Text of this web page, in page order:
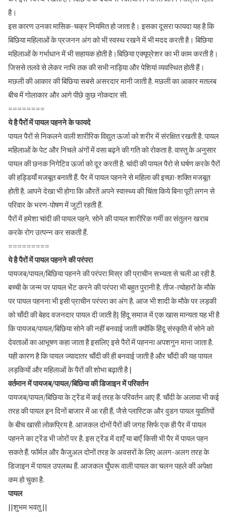
है।
इस कारण उनका मासिक-चक्र नियमित हो जाता है। इसका दूसरा फायदा यह है कि
बिछिया महिलाओं के प्रजनन अंग को भी स्वस्थ रखने में भी मदद करती है। बिछिया
महिलाओं के गर्भाधान में भी सहायक होती है।बिछिया एक्यूप्रेशर का भी काम करती है।
जिससे तलवे से लेकर नाभि तक की सभी नाड़िया और पेशियां व्यवस्थित होती हैं।
मछली की आकार की बिछिया सबसे असरदार मानी जाती है. मछली का आकार मतलब
बीच में गोलाकार और आगे पीछे कुछ नोकदार सी.
========
ये है पैरों में पायल पहनने के फायदे
पायल पैरों से निकलने वाली शारीरिक विद्युत ऊर्जा को शरीर में संरक्षित रखती है. पायल
महिलाओं के पेट और निचले अंगों में वसा बढ़ने की गति को रोकता है. वास्तु के अनुसार
पायल की छनक निगेटिव ऊर्जा को दूर करती है. चांदी की पायल पैरो से घर्षण करके पैरों
की हड्डियाँ मजबूत बनाती हैं. पैर में पायल पहनने से महिला की इच्छा-शक्ति मजबूत
होती है. आपने देखा भी होगा कि औरतें अपने स्वास्थ्य की चिंता किये बिना पूरी लगन से
परिवार के भरण-पोषण में जुटी रहती हैं.
पैरों में हमेशा चांदी की पायल पहने. सोने की पायल शारीरिक गर्मी का संतुलन खराब
करके रोग उत्पन्न कर सकती हैं.
=========
ये है पैरों में पायल पहनने की परंपरा
पायजब/पायल/बिछिया पहनने की परंपरा मिस्र की प्राचीन सभ्यता से चली आ रही है.
बच्ची के जन्म पर पायल भेंट करने की परंपरा भी बहुत पुरानी है. तीज-त्योहारों के मौके
पर पायल पहनना भी इसी प्राचीन परंपरा का अंग है. आज भी शादी के मौके पर लड़की
को चाँदी की बेहद वजनदार पायल दी जाती है| हिंदू समाज में एक खास मान्यता यह भी है
कि पायजब/पायल/बिछिया सोने की नहीं बनवाई जाती क्योंकि हिंदू संस्कृति में सोने को
देवताओं का आभूषण कहा जाता है इसलिए इसे पैरों में पहनना अपशगुन माना जाता है.
यही कारण है कि पायल ज्यादातर चाँदी की ही बनवाई जाती है और चाँदी की यह पायल
लड़कियों और महिलाओं के पैरों की शोभा बढ़ाती है |
वर्तमान में पायजब/पायल/बिछिया की डिजाइन में परिवर्तन
पायजब/पायल/बिछिया के ट्रेंड में कई तरह के परिवर्तन आए हैं. चाँदी के अलावा भी कई
तरह की पायल इन दिनों बाजार में आ रही हैं, जैसे प्लास्टिक और वुडन पायल युवतियों
के बीच खासी लोकप्रिय है. आजकल दोनों पैरों की जगह सिर्फ एक ही पैर में पायल
पहनने का ट्रेंड भी जोरों पर है. इस ट्रेंड में दाएँ या बाएँ किसी भी पैर में पायल पहन
सकते हैं. फॉर्मल और कैजुअल दोनों तरह के अवसरों के लिए अलग-अलग तरह के
डिजाइन में पायल उपलब्ध हैं. आजकल घुँघरू वाली पायल का चलन पहले की अपेक्षा
कम हो चुका है.
पायल
||शुभम भवतु ||